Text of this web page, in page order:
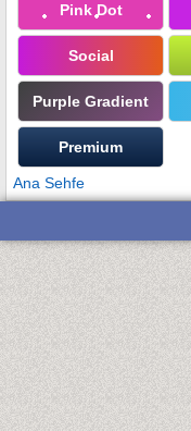
Pink Dot
Social
Purple Gradient
Premium
Ana Sehfe